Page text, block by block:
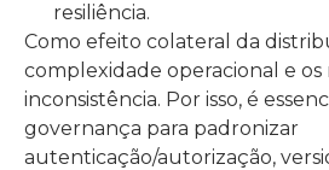
resiliência.
Como efeito colateral da
complexidade operacional e os
inconsistência. Por isso, é
governança para padronizar
autenticação/autorização,